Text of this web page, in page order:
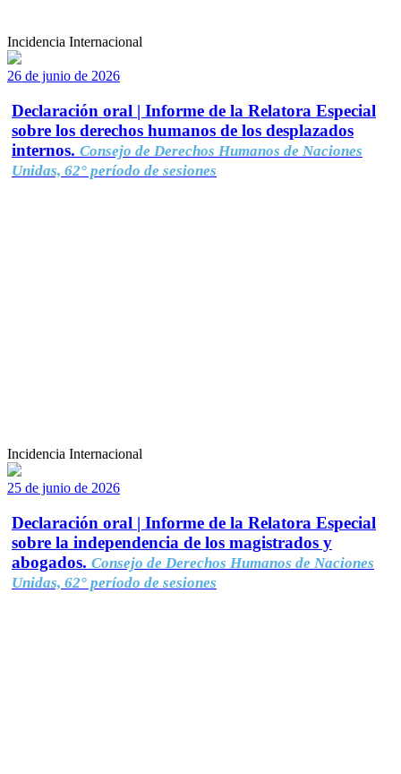
Incidencia Internacional
26 de junio de 2026
Declaración oral | Informe de la Relatora Especial
sobre los derechos humanos de los desplazados
internos. Consejo de Derechos Humanos de Naciones
Unidas, 62° período de sesiones
Incidencia Internacional
25 de junio de 2026
Declaración oral | Informe de la Relatora Especial
sobre la independencia de los magistrados y
abogados. Consejo de Derechos Humanos de Naciones
Unidas, 62° período de sesiones